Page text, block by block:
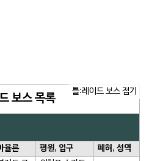
틀:레이드 보스 접기
보스 목록
율른 평원, 입구 폐허, 성역